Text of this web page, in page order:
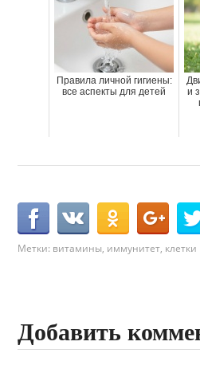
Правила личной гигиены:
все аспекты для детей
и
Метки: витамины, иммунитет, клетки
Добавить